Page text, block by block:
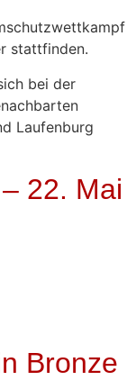
stattfinden.
bei der
Laufenburg
22. Mai
Bronze